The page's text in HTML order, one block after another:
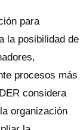
para
la posibilidad de
procesos más
considera
organización